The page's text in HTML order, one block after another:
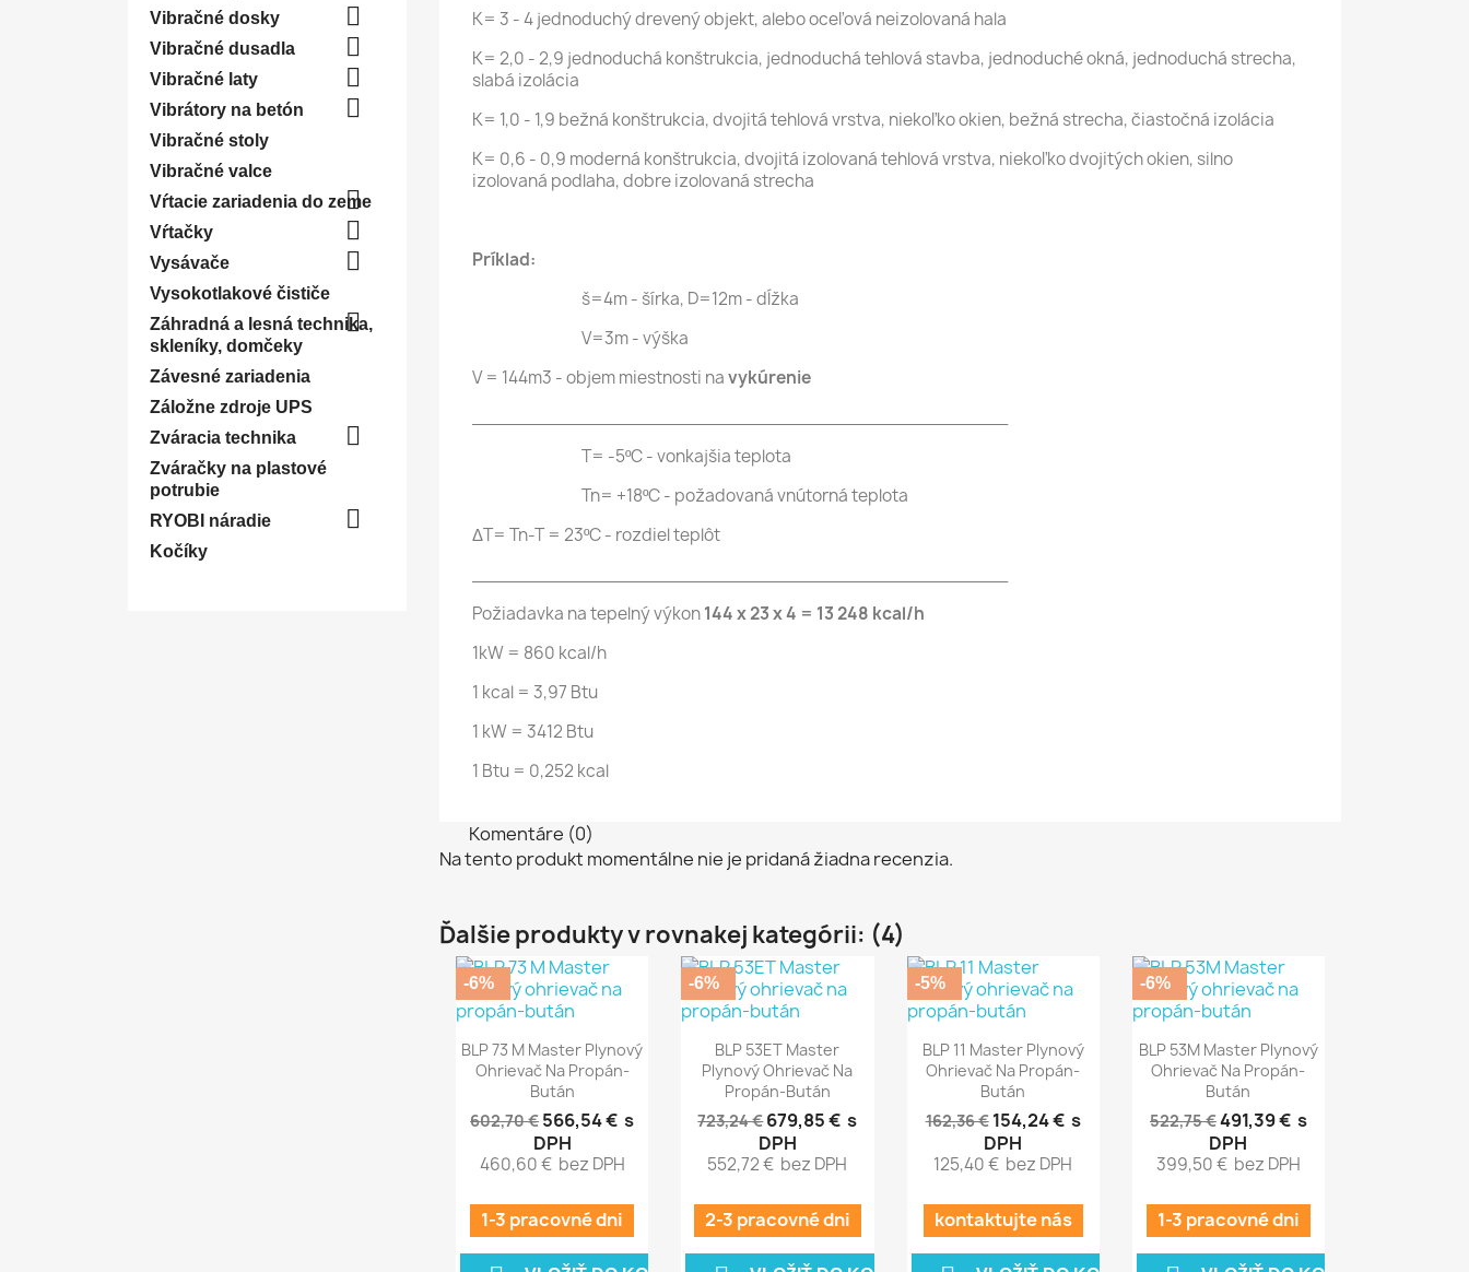
Vibračné dosky

Vibračné dusadla 
Vibračné laty 
Vibrátory na betón 
Vibračné stoly
Vibračné valce
Vŕtacie zariadenia do zeme

Vŕtačky 
Vysávače 
Vysokotlakové čističe
Záhradná a lesná technika,
skleníky, domčeky

Závesné zariadenia
Záložne zdroje UPS
Zváracia technika

Zváračky na plastové
potrubie
RYOBI náradie

Kočíky
K= 3 - 4 jednoduchý drevený objekt, alebo oceľová neizolovaná hala
K= 2,0 - 2,9 jednoduchá konštrukcia, jednoduchá tehlová stavba, jednoduché okná, jednoduchá strecha,
slabá izolácia
K= 1,0 - 1,9 bežná konštrukcia, dvojitá tehlová vrstva, niekoľko okien, bežná strecha, čiastočná izolácia
K= 0,6 - 0,9 moderná konštrukcia, dvojitá izolovaná tehlová vrstva, niekoľko dvojitých okien, silno
izolovaná podlaha, dobre izolovaná strecha
Príklad:
š=4m - šírka, D=12m - dĺžka
V=3m - výška
V = 144m3 - objem miestnosti navykúrenie
T= -5ºC - vonkajšia teplota
Tn= +18ºC - požadovaná vnútorná teplota
ΔT= Tn-T = 23ºC - rozdiel teplôt
Požiadavka na tepelný výkon144 x 23 x 4 = 13 248 kcal/h
1kW = 860 kcal/h
1 kcal = 3,97 Btu
1 kW = 3412 Btu
1 Btu = 0,252 kcal
Komentáre (0)
Na tento produkt momentálne nie je pridaná žiadna recenzia.
Ďalšie produkty v rovnakej kategórii: (4)
 Rýchly náhľad
BLP 73 M Master Plynový
Ohrievač Na Propán-
Bután
602,70 € 566,54 € s
DPH
460,60 € bez DPH
1-3 pracovné dni
-6%
 Rýchly náhľad
BLP 53ET Master
Plynový Ohrievač Na
Propán-Bután
723,24 €679,85 € s
DPH
552,72 € bez DPH
2-3 pracovné dni
-6%
 Rýchly náhľad
BLP 11 Master Plynový
Ohrievač Na Propán-
Bután
162,36 € 154,24 € s
DPH
125,40 € bez DPH
kontaktujte nás
-5%
 Rýchly náhľad
BLP 53M Master Plynový
Ohrievač Na Propán-
Bután
522,75 €491,39 € s
DPH
399,50 € bez DPH
1-3 pracovné dni
-6%